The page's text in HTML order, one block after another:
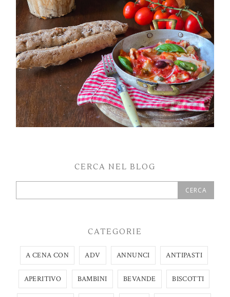
CERCA NEL BLOG
CATEGORIE
A CENA CON ADV ANNUNCI ANTIPASTI
APERITIVO BAMBINI BEVANDE BISCOTTI